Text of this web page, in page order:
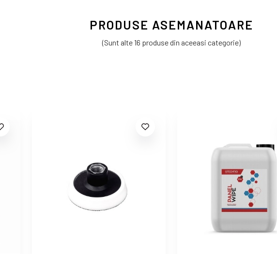
PRODUSE ASEMANATOARE
(Sunt alte 16 produse din aceeasi categorie)